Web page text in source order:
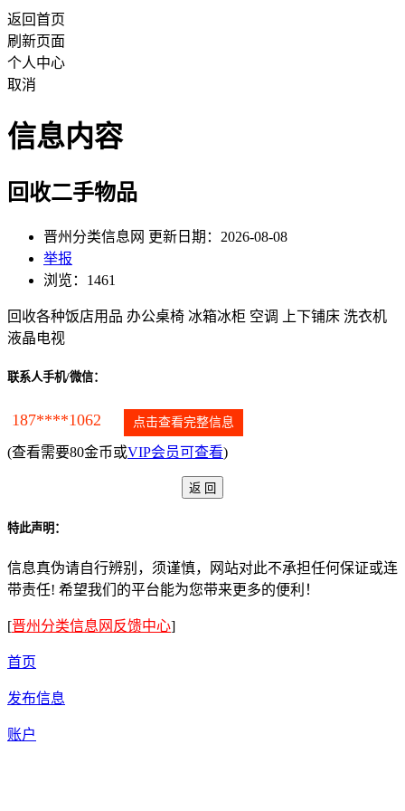
返回首页
刷新页面
个人中心
取消
信息内容
回收二手物品
晋州分类信息网 更新日期：2026-08-08
举报
浏览：1461
回收各种饭店用品 办公桌椅 冰箱冰柜 空调 上下铺床 洗衣机
液晶电视
联系人手机/微信：
187****1062 点击查看完整信息
(查看需要80金币或VIP会员可查看)
特此声明：
信息真伪请自行辨别，须谨慎，网站对此不承担任何保证或连
带责任! 希望我们的平台能为您带来更多的便利！
[晋州分类信息网反馈中心]
首页
发布信息
账户